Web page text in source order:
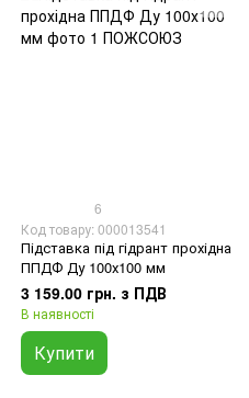
6
Код товару: 000013541
Підставка під гідрант прохідна
ППДФ Ду 100х100 мм
3 159.00 грн. з ПДВ
В наявності
Купити